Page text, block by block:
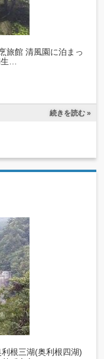
旅館 清風園に泊まっ
生…
続きを読む »
根三湖(奥利根四湖)